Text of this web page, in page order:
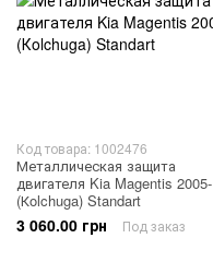
Код товара: 1002476
Металлическая защита
двигателя Kia Magentis 2005-
(Кolchuga) Standart
3 060.00 грн Под заказ